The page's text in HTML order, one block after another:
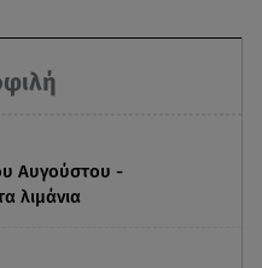
Αυγούστου -
λιμάνια